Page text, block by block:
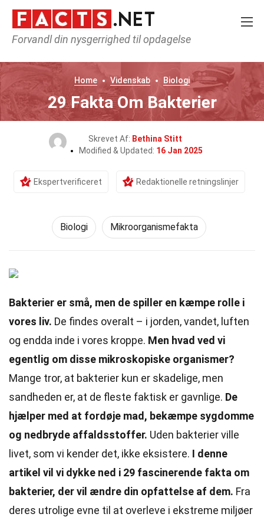
Forvandl din nysgerrighed til opdagelse
Home Videnskab Biologi
29 Fakta Om Bakterier
Skrevet Af: Bethina Stitt
Modified & Updated: 16 Jan 2025
Ekspertverificeret Redaktionelle retningslinjer
Biologi Mikroorganismefakta
Bakterier er små, men de spiller en kæmpe rolle i
vores liv. De findes overalt – i jorden, vandet, luften
og endda inde i vores kroppe. Men hvad ved vi
egentlig om disse mikroskopiske organismer?
Mange tror, at bakterier kun er skadelige, men
sandheden er, at de fleste faktisk er gavnlige. De
hjælper med at fordøje mad, bekæmpe sygdomme
og nedbryde affaldsstoffer. Uden bakterier ville
livet, som vi kender det, ikke eksistere. I denne
artikel vil vi dykke ned i 29 fascinerende fakta om
bakterier, der vil ændre din opfattelse af dem. Fra
deres utrolige evne til at overleve i ekstreme miljøer